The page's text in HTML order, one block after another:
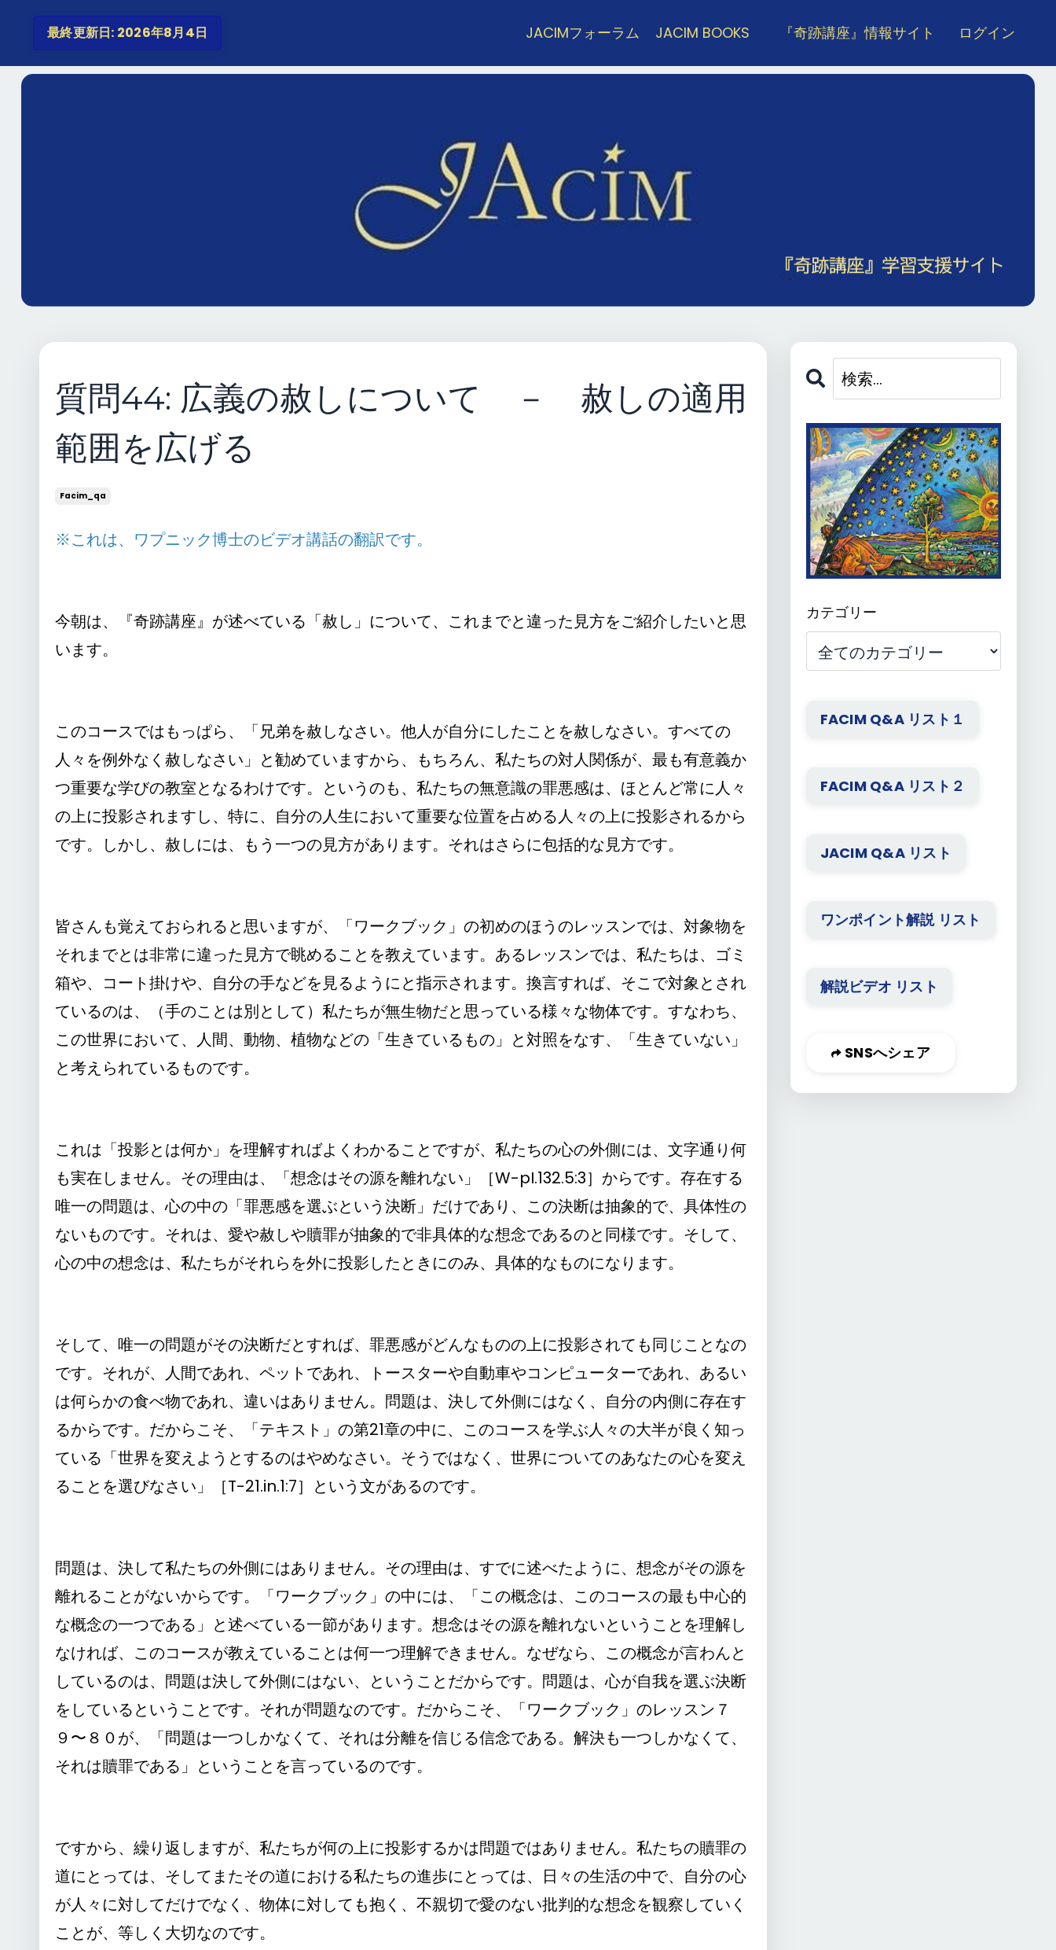
最終更新日: 2026年8月4日 JACIMフォーラム JACIM BOOKS 『奇跡講座』情報サイト ログイン
質問44: 広義の赦しについて － 赦しの適用
範囲を広げる
Facim_qa
※これは、ワプニック博士のビデオ講話の翻訳です。
今朝は、『奇跡講座』が述べている「赦し」について、これまでと違った見方をご紹介したいと思
います。
このコースではもっぱら、「兄弟を赦しなさい。他人が自分にしたことを赦しなさい。すべての
人々を例外なく赦しなさい」と勧めていますから、もちろん、私たちの対人関係が、最も有意義か
つ重要な学びの教室となるわけです。というのも、私たちの無意識の罪悪感は、ほとんど常に人々
の上に投影されますし、特に、自分の人生において重要な位置を占める人々の上に投影されるから
です。しかし、赦しには、もう一つの見方があります。それはさらに包括的な見方です。
皆さんも覚えておられると思いますが、「ワークブック」の初めのほうのレッスンでは、対象物を
それまでとは非常に違った見方で眺めることを教えています。あるレッスンでは、私たちは、ゴミ
箱や、コート掛けや、自分の手などを見るようにと指示されます。換言すれば、そこで対象とされ
ているのは、（手のことは別として）私たちが無生物だと思っている様々な物体です。すなわち、
この世界において、人間、動物、植物などの「生きているもの」と対照をなす、「生きていない」
と考えられているものです。
これは「投影とは何か」を理解すればよくわかることですが、私たちの心の外側には、文字通り何
も実在しません。その理由は、「想念はその源を離れない」［W-pI.132.5:3］からです。存在する
唯一の問題は、心の中の「罪悪感を選ぶという決断」だけであり、この決断は抽象的で、具体性の
ないものです。それは、愛や赦しや贖罪が抽象的で非具体的な想念であるのと同様です。そして、
心の中の想念は、私たちがそれらを外に投影したときにのみ、具体的なものになります。
そして、唯一の問題がその決断だとすれば、罪悪感がどんなものの上に投影されても同じことなの
です。それが、人間であれ、ペットであれ、トースターや自動車やコンピューターであれ、あるい
は何らかの食べ物であれ、違いはありません。問題は、決して外側にはなく、自分の内側に存在す
るからです。だからこそ、「テキスト」の第21章の中に、このコースを学ぶ人々の大半が良く知っ
ている「世界を変えようとするのはやめなさい。そうではなく、世界についてのあなたの心を変え
ることを選びなさい」［T-21.in.1:7］という文があるのです。
問題は、決して私たちの外側にはありません。その理由は、すでに述べたように、想念がその源を
離れることがないからです。「ワークブック」の中には、「この概念は、このコースの最も中心的
な概念の一つである」と述べている一節があります。想念はその源を離れないということを理解し
なければ、このコースが教えていることは何一つ理解できません。なぜなら、この概念が言わんと
しているのは、問題は決して外側にはない、ということだからです。問題は、心が自我を選ぶ決断
をしているということです。それが問題なのです。だからこそ、「ワークブック」のレッスン７
９〜８０が、「問題は一つしかなくて、それは分離を信じる信念である。解決も一つしかなくて、
それは贖罪である」ということを言っているのです。
ですから、繰り返しますが、私たちが何の上に投影するかは問題ではありません。私たちの贖罪の
道にとっては、そしてまたその道における私たちの進歩にとっては、日々の生活の中で、自分の心
が人々に対してだけでなく、物体に対しても抱く、不親切で愛のない批判的な想念を観察していく
ことが、等しく大切なのです。
カテゴリー
FACIM Q&A リスト１
FACIM Q&A リスト２
JACIM Q&A リスト
ワンポイント解説 リスト
解説ビデオ リスト
SNSへシェア